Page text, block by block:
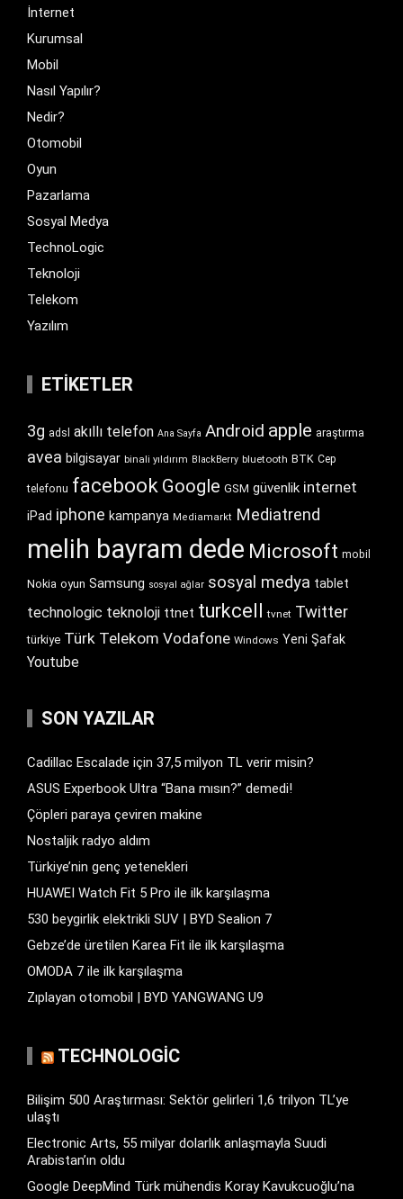
İnternet
Kurumsal
Mobil
Nasıl Yapılır?
Nedir?
Otomobil
Oyun
Pazarlama
Sosyal Medya
TechnoLogic
Teknoloji
Telekom
Yazılım
ETIKETLER
3g adsl akıllı telefon Ana Sayfa Android apple araştırma
avea bilgisayar binali yıldırım BlackBerry bluetooth BTK Cep
telefonu facebook Google GSM güvenlik internet
iPad iphone kampanya Mediamarkt Mediatrend
melih bayram dede Microsoft mobil
Nokia oyun Samsung sosyal ağlar sosyal medya tablet
technologic teknoloji ttnet turkcell tvnet Twitter
türkiye Türk Telekom Vodafone Windows Yeni Şafak
Youtube
SON YAZILAR
Cadillac Escalade için 37,5 milyon TL verir misin?
ASUS Experbook Ultra “Bana mısın?” demedi!
Çöpleri paraya çeviren makine
Nostaljik radyo aldım
Türkiye’nin genç yetenekleri
HUAWEI Watch Fit 5 Pro ile ilk karşılaşma
530 beygirlik elektrikli SUV | BYD Sealion 7
Gebze’de üretilen Karea Fit ile ilk karşılaşma
OMODA 7 ile ilk karşılaşma
Zıplayan otomobil | BYD YANGWANG U9
TECHNOLOGIC
Bilişim 500 Araştırması: Sektör gelirleri 1,6 trilyon TL’ye
ulaştı
Electronic Arts, 55 milyar dolarlık anlaşmayla Suudi
Arabistan’ın oldu
Google DeepMind Türk mühendis Koray Kavukcuoğlu’na